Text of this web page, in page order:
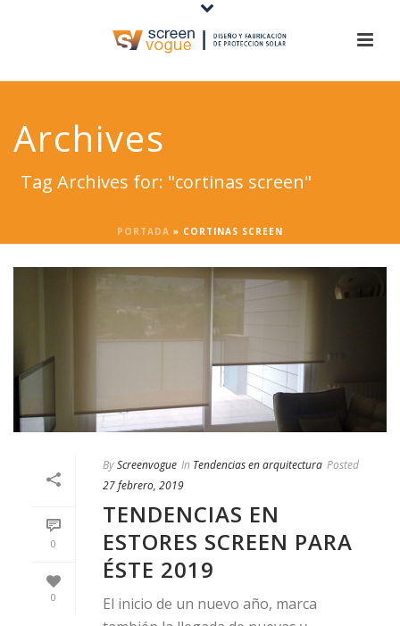
Archives
Tag Archives for: "cortinas screen"
PORTADA » CORTINAS SCREEN
0
0
ByScreenvogue In Tendencias en arquitectura Posted
27 febrero, 2019
TENDENCIAS EN
ESTORES SCREEN PARA
ÉSTE 2019
El inicio de un nuevo año, marca